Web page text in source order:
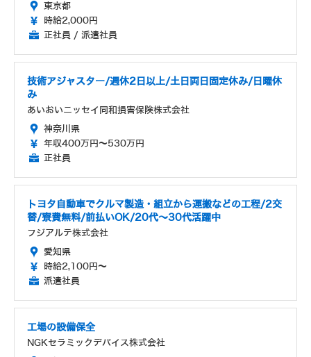
東京都
時給2,000円
正社員 / 派遣社員
技術アジャスター/週休2日以上/土日両日固定休み/日曜休
み
あいおいニッセイ同和損害保険株式会社
神奈川県
年収400万円～530万円
正社員
トヨタ自動車でクルマ製造・組立から運搬などの工程/2交
替/寮費無料/前払いOK/20代～30代活躍中
フジアルテ株式会社
愛知県
時給2,100円～
派遣社員
工場の設備保全
NGKセラミックデバイス株式会社